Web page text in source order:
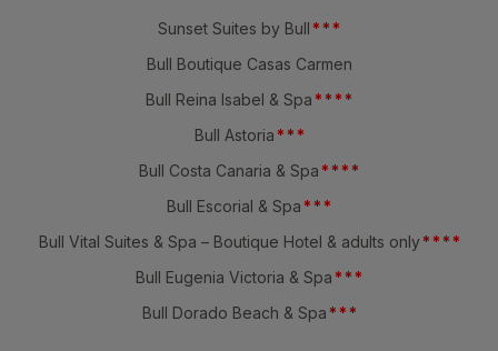
Sunset Suites by Bull * * *
Bull Boutique Casas Carmen
Bull Reina Isabel & Spa * * * *
Bull Astoria * * *
Bull Costa Canaria & Spa * * * *
Bull Escorial & Spa * * *
Bull Vital Suites & Spa – Boutique Hotel & adults only * * * *
Bull Eugenia Victoria & Spa * * *
Bull Dorado Beach & Spa * * *